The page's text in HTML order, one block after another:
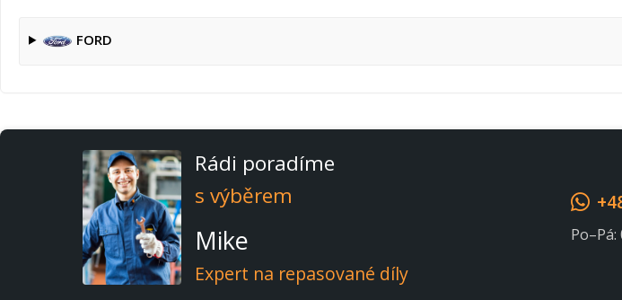
FORD
Rádi poradíme
s výběrem
Mike
Expert na repasované díly
Po–Pá: